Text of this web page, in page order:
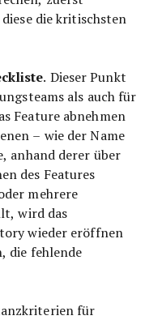
die kritischsten
. Dieser Punkt
als auch für
Feature abnehmen
– wie der Name
anhand derer über
des Features
mehrere
wird das
wieder eröffnen
die fehlende
für